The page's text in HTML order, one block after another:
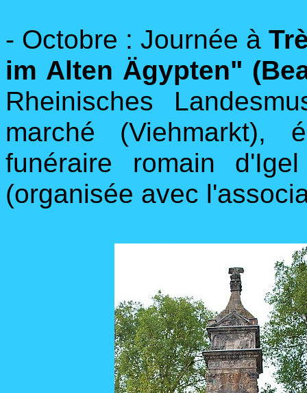
- Octobre : Journée à
im Alten Ägypten"
Rheinisches
marché (Viehmarkt),
funéraire romain
(organisée avec